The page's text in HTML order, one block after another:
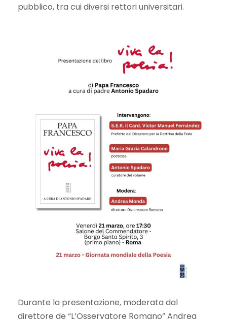
pubblico, tra cui diversi rettori universitari. ​
Durante la presentazione, moderata dal
direttore de “L’Osservatore Romano” Andrea